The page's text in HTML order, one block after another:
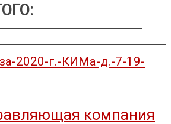
2020-г.-КИМа-д.-7-19-
компания